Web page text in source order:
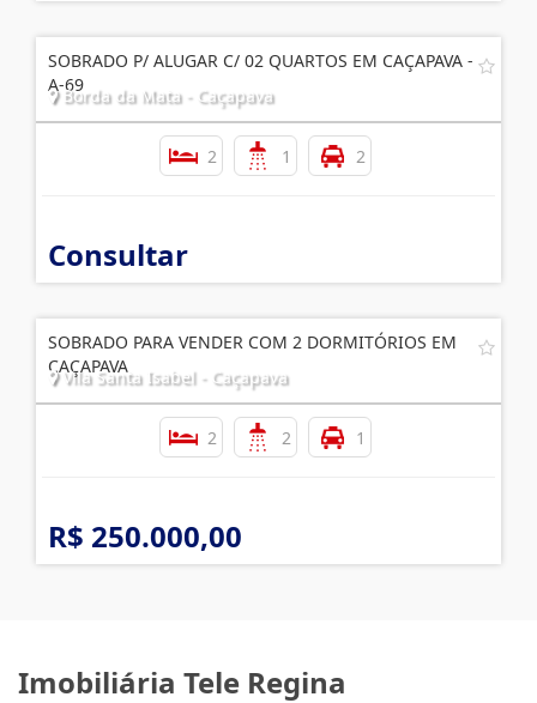
SOBRADO P/ ALUGAR C/ 02 QUARTOS EM CAÇAPAVA -
A-69
Borda da Mata - Caçapava
2 1 2
Consultar
SOBRADO PARA VENDER COM 2 DORMITÓRIOS EM
CAÇAPAVA
Vila Santa Isabel - Caçapava
2 2 1
R$ 250.000,00
Imobiliária Tele Regina